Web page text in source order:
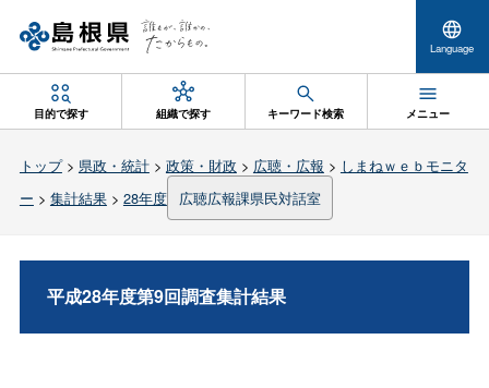
Language
目的で探す 組織で探す キーワード検索 メニュー
トップ> 県政・統計> 政策・財政 > 広聴・広報 > しまねｗｅｂモニタ
ー > 集計結果> 28年度 広聴広報課県民対話室
平成28年度第9回調査集計結果